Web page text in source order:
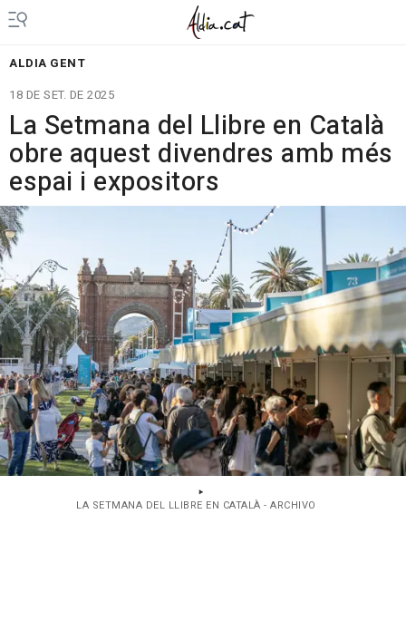
ALDIA GENT
18 DE SET. DE 2025
La Setmana del Llibre en Català
obre aquest divendres amb més
espai i expositors
LA SETMANA DEL LLIBRE EN CATALÀ - ARCHIVO